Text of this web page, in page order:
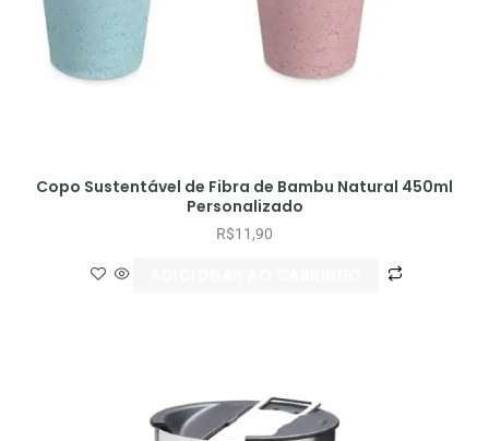
Copo Sustentável de Fibra de Bambu Natural 450ml
Personalizado
R$11,90